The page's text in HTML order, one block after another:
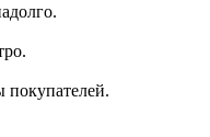
покупателей.